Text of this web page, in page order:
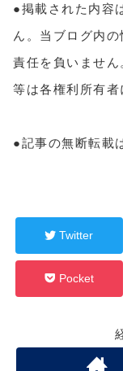
●掲載された内容
ん。当ブログ内
責任を負いませ
等は各権利所有者
●記事の無断転載
Twitter
Pocket